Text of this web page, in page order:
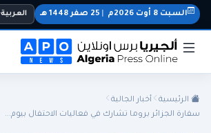
السبت 8 أوت 2026م 25 صفر 1448 هـ العربية
الرئيسية
أخبار الجالية
سفارة الجزائر بروما تشارك في فعاليات الاحتفال بيوم...